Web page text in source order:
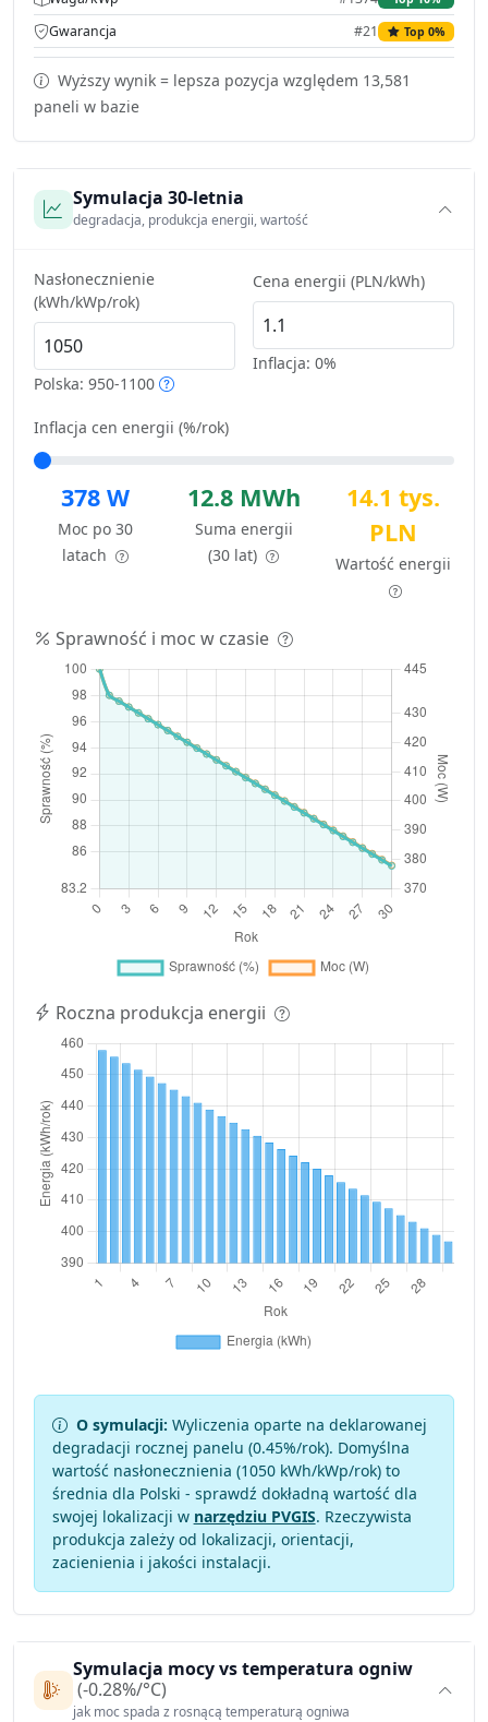
Gwarancja #21 Top 0%
Wyższy wynik = lepsza pozycja względem 13,581
paneli w bazie
Symulacja 30-letnia
degradacja, produkcja energii, wartość
Nasłonecznienie
(kWh/kWp/rok)
Polska: 950-1100
Cena energii (PLN/kWh)
Inflacja: 0%
Inflacja cen energii (%/rok)
378 W
Moc po 30
latach
12.8 MWh
Suma energii
(30 lat)
14.1 tys.
PLN
Wartość energii
Sprawność i moc w czasie
Roczna produkcja energii
O symulacji: Wyliczenia oparte na deklarowanej
degradacji rocznej panelu (0.45%/rok). Domyślna
wartość nasłonecznienia (1050 kWh/kWp/rok) to
średnia dla Polski - sprawdź dokładną wartość dla
swojej lokalizacji w narzędziu PVGIS. Rzeczywista
produkcja zależy od lokalizacji, orientacji,
zacienienia i jakości instalacji.
Symulacja mocy vs temperatura ogniw
(-0.28%/°C)
jak moc spada z rosnącą temperaturą ogniwa